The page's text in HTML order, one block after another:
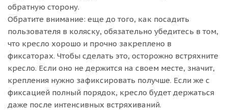
обратную сторону.
Обратите внимание: еще до того, как посадить
пользователя в коляску, обязательно убедитесь в том,
что кресло хорошо и прочно закреплено в
фиксаторах. Чтобы сделать это, осторожно встряхните
кресло. Если оно не держится на своем месте, значит,
крепления нужно зафиксировать получше. Если же с
фиксацией полный порядок, кресло будет держаться
даже после интенсивных встряхиваний.